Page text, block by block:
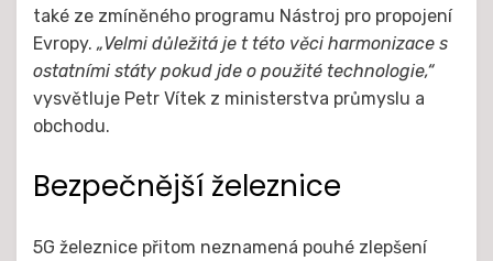
také ze zmíněného programu Nástroj pro propojení
Evropy. „Velmi důležitá je t této věci harmonizace s
ostatními státy pokud jde o použité technologie,“
vysvětluje Petr Vítek z ministerstva průmyslu a
obchodu.
Bezpečnější železnice
5G železnice přitom neznamená pouhé zlepšení